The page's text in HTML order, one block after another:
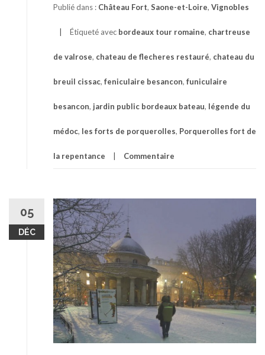
Publié dans : Château Fort, Saone-et-Loire, Vignobles
Étiqueté avec bordeaux tour romaine, chartreuse
de valrose, chateau de flecheres restauré, chateau du
breuil cissac, feniculaire besancon, funiculaire
besancon, jardin public bordeaux bateau, légende du
médoc, les forts de porquerolles, Porquerolles fort de
la repentance Commentaire
05
DÉC